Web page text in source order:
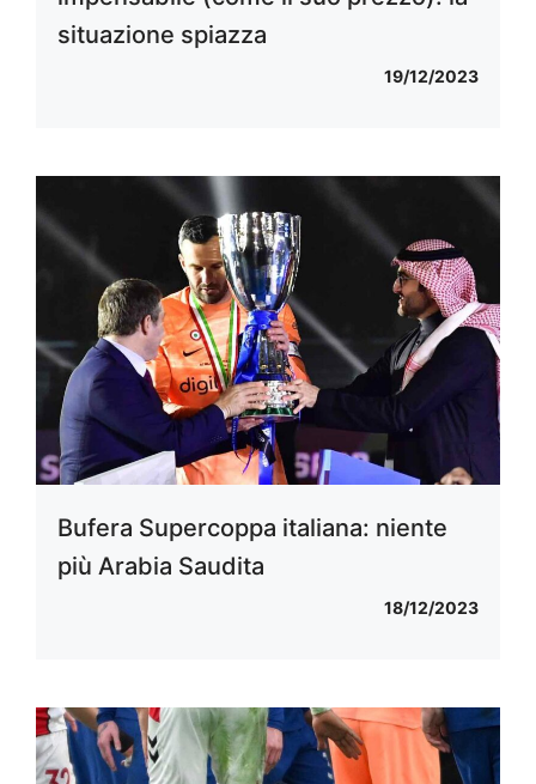
situazione spiazza
19/12/2023
Bufera Supercoppa italiana: niente
più Arabia Saudita
18/12/2023